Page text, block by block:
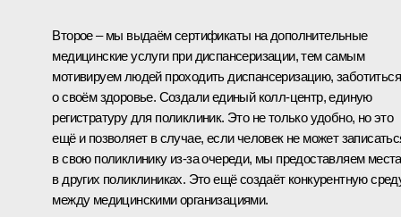
Второе – мы выдаём сертификаты на дополнительные
медицинские услуги при диспансеризации, тем самым
мотивируем людей проходить диспансеризацию, заботиться
о своём здоровье. Создали единый колл-центр, единую
регистратуру для поликлиник. Это не только удобно, но это
ещё и позволяет в случае, если человек не может
в свою поликлинику из-за очереди, мы предоставляем места
в других поликлиниках. Это ещё создаёт конкурентную
между медицинскими организациями.